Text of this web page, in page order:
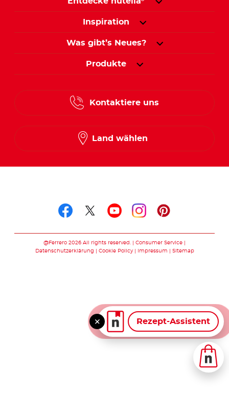
Rezept-Assistent
Inspiration
Was gibt’s Neues?
Produkte
Kontaktiere uns
Land wählen
@Ferrero 2026 All rights reserved.
Consumer Service
Datenschutzerklärung
Cookie Policy Impressum Sitemap